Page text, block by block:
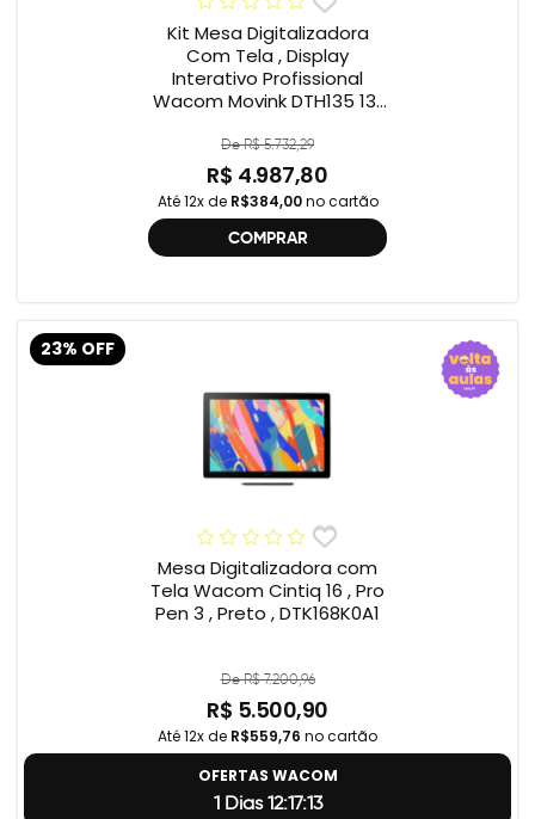
Kit Mesa Digitalizadora
Com Tela , Display
Interativo Profissional
Wacom Movink DTH135 13”
One , 2ª geração
De R$ 5.732,29
R$ 4.987,80
Até 12x de R$384,00no cartão
COMPRAR
23% OFF
Mesa Digitalizadora com
Tela Wacom Cintiq 16 , Pro
Pen 3 , Preto , DTK168K0A1
De R$ 7.200,96
R$ 5.500,90
Até 12x de R$559,76 no cartão
OFERTAS WACOM
1 Dias 12:17:12